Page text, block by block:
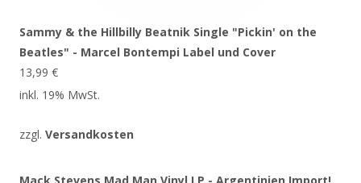
Sammy & the Hillbilly Beatnik Single "Pickin' on the
Beatles" - Marcel Bontempi Label und Cover
13,99 €
inkl. 19% MwSt.
zzgl. Versandkosten